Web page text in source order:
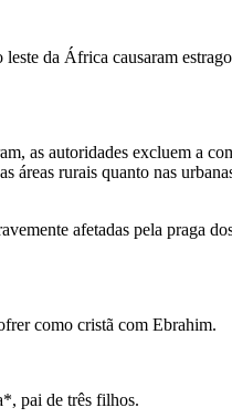
da África causaram
as autoridades excluem a
áreas rurais quanto nas
afetadas pela praga
como cristã com Ebrahim.
pai de três filhos.